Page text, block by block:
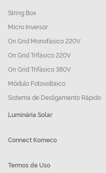
String Box
Micro Inversor
On Grid Monofásico 220V
On Grid Trifásico 220V
On Grid Trifásico 380V
Módulo Fotovoltaico
Sistema de Desligamento Rápido
Luminária Solar
Connect Komeco
Termos de Uso